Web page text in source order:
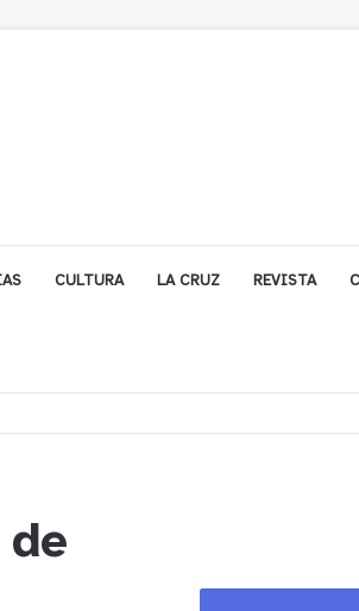
CULTURA LA CRUZ REVISTA
mejorar el sector El Polígono